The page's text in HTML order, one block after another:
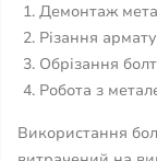
Демонтаж
Різання
Обрізання
Робота з
Використання